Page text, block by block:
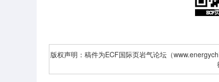
版权声明：稿件为ECF国际页岩气论坛（